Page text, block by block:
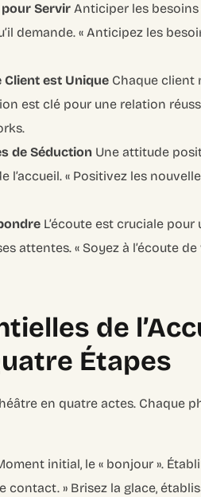
Servir Anticiper les
demande. « Anticipez les
Client est Unique Chaque client
est clé pour une relation
de Séduction Une attitude
« Positivez les
L’écoute est cruciale
attentes. « Soyez à l’écoute
de
Étapes
en quatre actes. Chaque
initial, le « bonjour ».
contact. » Brisez la glace,